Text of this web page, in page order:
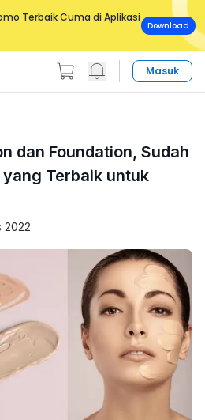
Terbaik Cuma di Aplikasi
Download
Masuk
dan Foundation, Sudah
yang Terbaik untuk
2022